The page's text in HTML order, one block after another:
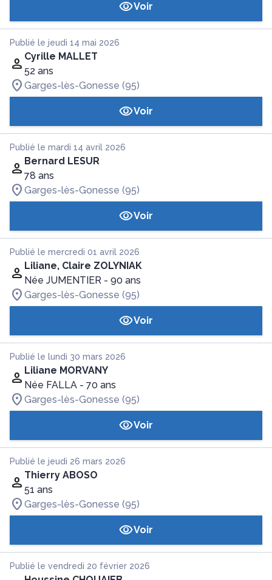
Voir
Publié le jeudi 14 mai 2026
Cyrille MALLET
52 ans
Garges-lès-Gonesse (95)
Voir
Publié le mardi 14 avril 2026
Bernard LESUR
78 ans
Garges-lès-Gonesse (95)
Voir
Publié le mercredi 01 avril 2026
Liliane, Claire ZOLYNIAK
Née JUMENTIER - 90 ans
Garges-lès-Gonesse (95)
Voir
Publié le lundi 30 mars 2026
Liliane MORVANY
Née FALLA - 70 ans
Garges-lès-Gonesse (95)
Voir
Publié le jeudi 26 mars 2026
Thierry ABOSO
51 ans
Garges-lès-Gonesse (95)
Voir
Publié le vendredi 20 février 2026